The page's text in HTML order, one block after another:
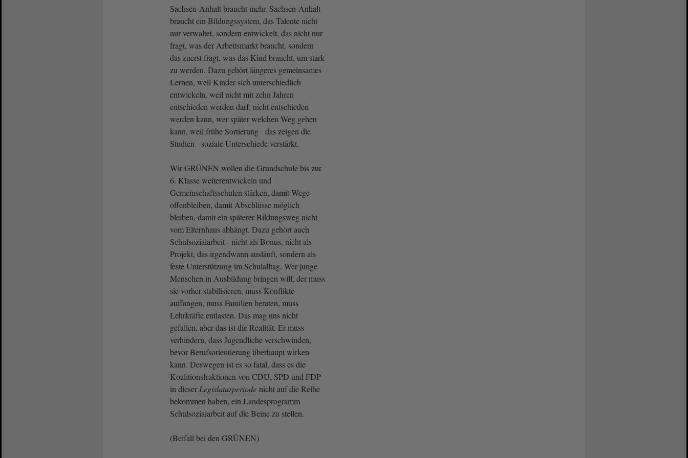
Sachsen-Anhalt braucht mehr. Sachsen-Anhalt
braucht ein Bildungssystem, das Talente nicht
nur verwaltet, sondern entwickelt, das nicht nur
fragt, was der Arbeitsmarkt braucht, sondern
das zuerst fragt, was das Kind braucht, um stark
zu werden. Dazu gehört längeres gemeinsames
Lernen, weil Kinder sich unterschiedlich
entwickeln, weil nicht mit zehn Jahren
entschieden werden darf, nicht entschieden
werden kann, wer später welchen Weg gehen
kann, weil frühe Sortierung das zeigen die
Studien soziale Unterschiede verstärkt.
Wir GRÜNEN wollen die Grundschule bis zur
6. Klasse weiterentwickeln und
Gemeinschaftsschulen stärken, damit Wege
offenbleiben, damit Abschlüsse möglich
bleiben, damit ein späterer Bildungsweg nicht
vom Elternhaus abhängt. Dazu gehört auch
Schulsozialarbeit - nicht als Bonus, nicht als
Projekt, das irgendwann ausläuft, sondern als
feste Unterstützung im Schulalltag. Wer junge
Menschen in Ausbildung bringen will, der muss
sie vorher stabilisieren, muss Konflikte
auffangen, muss Familien beraten, muss
Lehrkräfte entlasten. Das mag uns nicht
gefallen, aber das ist die Realität. Er muss
verhindern, dass Jugendliche verschwinden,
bevor Berufsorientierung überhaupt wirken
kann. Deswegen ist es so fatal, dass es die
Koalitionsfraktionen von CDU, SPD und FDP
in dieser Legislaturperiode nicht auf die Reihe
bekommen haben, ein Landesprogramm
Schulsozialarbeit auf die Beine zu stellen.
(Beifall bei den GRÜNEN)